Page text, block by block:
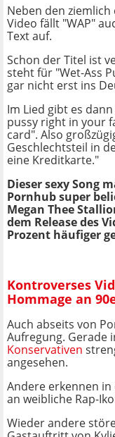
Neben den
Video fällt "WAP"
Text auf.
Schon der Titel ist
steht für "Wet-Ass
gar nicht erst ins
Im Lied gibt es
pussy right in your
card". Also
Geschlechtsteil in
eine Kreditkarte."
Dieser sexy Song
Pornhub super
Megan Thee
dem Release des
Prozent häufiger
Kontroverses
Hommage an
Auch abseits von
Aufregung. Gerade
Konservativen
angesehen.
Andere erkennen in
an weibliche Rap-
Wieder andere